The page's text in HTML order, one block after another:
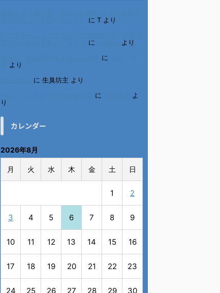
に T より
に
より
に
より
に 生臭坊主 より
に
よ
り
カレンダー
2026年8月
月 火 水 木 金 土 日
1 2
3 4 5 6 7 8 9
10 11 12 13 14 15 16
17 18 19 20 21 22 23
24 25 26 27 28 29 30